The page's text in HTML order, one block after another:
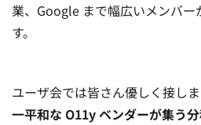
業、Google まで幅広いメンバー
す。
ユーザ会では皆さん優しく接し
一平和な O11y ベンダーが集う